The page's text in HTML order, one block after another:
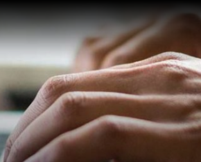
VARICES PELVIENNES : UN
30 mai 2023 7